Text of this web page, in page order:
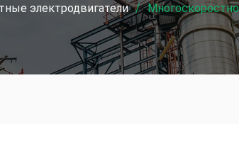
электродвигатели